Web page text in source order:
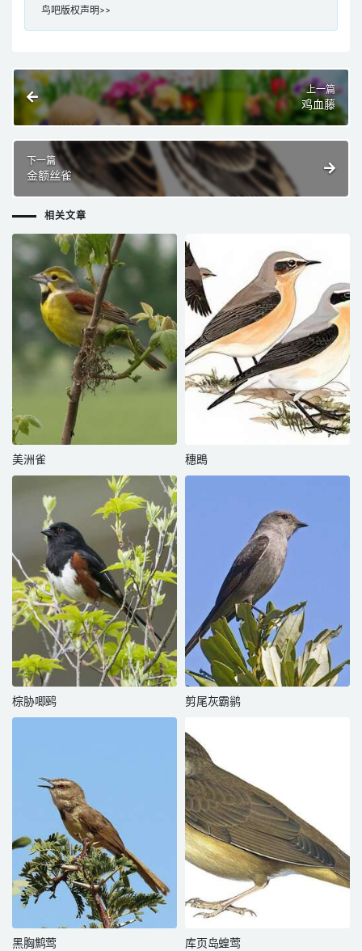
鸟吧版权声明>>
上一篇
鸡血藤
下一篇
金额丝雀
相关文章
美洲雀 穗鵖
棕胁唧鹀 剪尾灰霸鹟
黑胸鹪莺 库页岛蝗莺